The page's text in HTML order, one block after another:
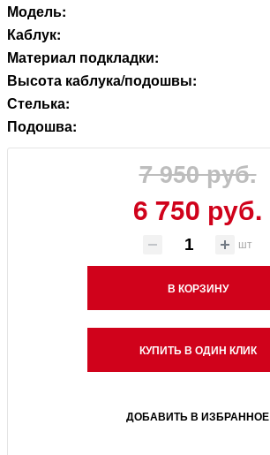
Модель:
Каблук:
Материал подкладки:
Высота каблука/подошвы:
Стелька:
Подошва:
7 950 руб.
6 750 руб.
шт
В КОРЗИНУ
КУПИТЬ В ОДИН КЛИК
ДОБАВИТЬ В ИЗБРАННОЕ